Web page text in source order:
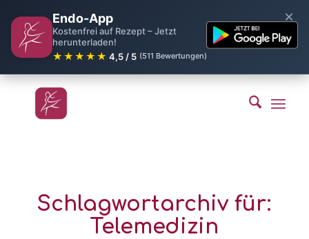
Endo-App
Kostenfrei auf Rezept – Jetzt
herunterladen!
★★★★★ 4,5 / 5 (511 Bewertungen)
×
Schlagwortarchiv für:
Telemedizin